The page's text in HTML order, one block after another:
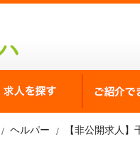
選ばれる理由 求人を探す
ヘルパー